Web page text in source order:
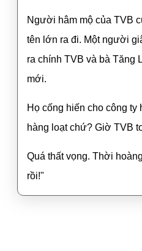
Người hâm mộ của TVB
tên lớn ra đi. Một người
ra chính TVB và bà Tăng
mới.
Họ cống hiến cho công
hàng loạt chứ? Giờ TVB
Quá thất vọng. Thời
rồi!"